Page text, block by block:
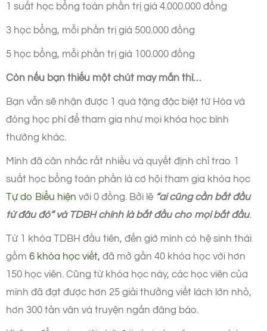
1 suất học bổng toàn phần trị giá 4.000.000 đồng
3 học bổng, mỗi phần trị giá 500.000 đồng
5 học bổng, mỗi phần trị giá 100.000 đồng
Còn nếu bạn thiếu một chút may mắn thì…
Bạn vẫn sẽ nhận được 1 quà tặng đặc biệt từ Hòa và
đóng học phí để tham gia như mọi khóa học bình
thường khác.
Mình đã cân nhắc rất nhiều và quyết định chỉ trao 1
suất học bổng toàn phần là cơ hội tham gia khóa học
Tự do Biểu hiện với 0 đồng. Bởi lẽ “ai cũng cần bắt đầu
từ đâu đó” và TDBH chính là bắt đầu cho mọi bắt đầu.
Từ 1 khóa TDBH đầu tiên, đến giờ mình có hệ sinh thái
gồm 6 khóa học viết, đã mở gần 40 khóa học với hơn
150 học viên. Cũng từ khóa học này, các học viên của
mình đã đạt được hơn 25 giải thưởng viết lách lớn nhỏ,
hơn 300 tản văn và truyện ngắn đăng báo.